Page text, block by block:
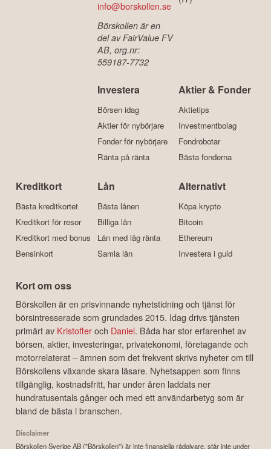
info@borskollen.se
Börskollen är en
del av FairValue FV
AB, org.nr:
559187-7732
Investera
Börsen idag
Aktier för nybörjare
Fonder för nybörjare
Ränta på ränta
Aktier & Fonder
Aktietips
Investmentbolag
Fondrobotar
Bästa fonderna
Kreditkort
Bästa kreditkortet
Kreditkort för resor
Kreditkort med bonus
Bensinkort
Lån
Bästa lånen
Billiga lån
Lån med låg ränta
Samla lån
Alternativt
Köpa krypto
Bitcoin
Ethereum
Investera i guld
Kort om oss
Börskollen är en prisvinnande nyhetstidning och tjänst för
börsintresserade som grundades 2015. Idag drivs tjänsten
primärt av Kristofferoch Daniel. Båda har stor erfarenhet av
börsen, aktier, investeringar, privatekonomi, företagande och
motorrelaterat – ämnen som det frekvent skrivs nyheter om till
Börskollens växande skara läsare. Nyhetsappen som finns
tillgänglig, kostnadsfritt, har under åren laddats ner
hundratusentals gånger och med ett användarbetyg som är
bland de bästa i branschen.
Disclaimer
Börskollen Sverige AB ("Börskollen") är inte finansiella rådgivare, står inte under